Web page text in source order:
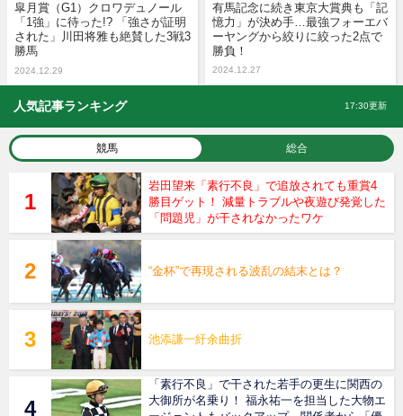
皐月賞（G1）クロワデュノール
「1強」に待った!? 「強さが証明
された」川田将雅も絶賛した3戦3
勝馬
2024.12.29
有馬記念に続き東京大賞典も「記
憶力」が決め手…最強フォーエバ
ーヤングから絞りに絞った2点で
勝負！
2024.12.27
人気記事ランキング 17:30更新
競馬 総合
岩田望来「素行不良」で追放されても重賞4
勝目ゲット！ 減量トラブルや夜遊び発覚した
「問題児」が干されなかったワケ
“金杯”で再現される波乱の結末とは？
池添謙一紆余曲折
「素行不良」で干された若手の更生に関西の
大御所が名乗り！ 福永祐一を担当した大物エ